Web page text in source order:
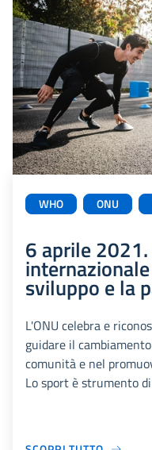
WHO ONU
6 aprile
sviluppo e la
L'ONU celebra e
guidare il
comunità e nel
Lo sport è strumento